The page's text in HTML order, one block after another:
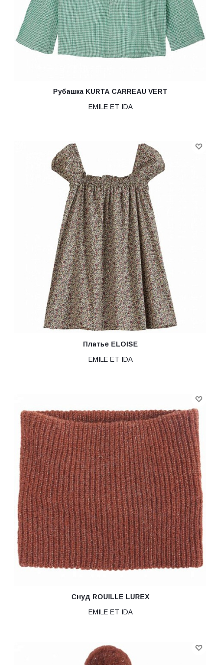
Рубашка KURTA CARREAU VERT
EMILE ET IDA
Платье ELOISE
EMILE ET IDA
Снуд ROUILLE LUREX
EMILE ET IDA